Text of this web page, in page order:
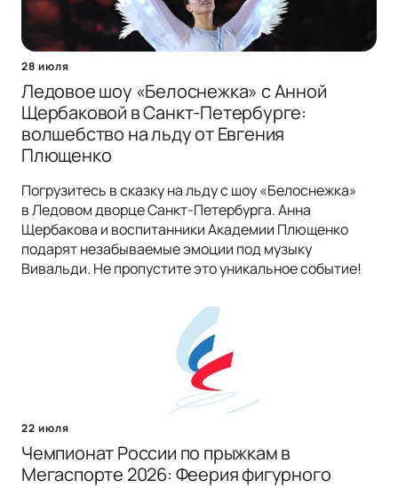
28 июля
Ледовое шоу «Белоснежка» с Анной
Щербаковой в Санкт-Петербурге:
волшебство на льду от Евгения
Плющенко
Погрузитесь в сказку на льду с шоу «Белоснежка»
в Ледовом дворце Санкт-Петербурга. Анна
Щербакова и воспитанники Академии Плющенко
подарят незабываемые эмоции под музыку
Вивальди. Не пропустите это уникальное событие!
22 июля
Чемпионат России по прыжкам в
Мегаспорте 2026: Феерия фигурного